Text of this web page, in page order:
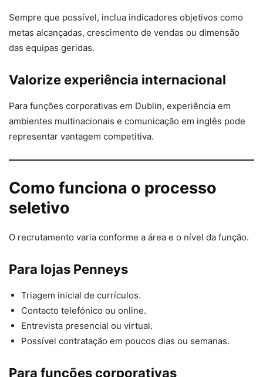
Sempre que possível, inclua indicadores objetivos como
metas alcançadas, crescimento de vendas ou dimensão
das equipas geridas.
Valorize experiência internacional
Para funções corporativas em Dublin, experiência em
ambientes multinacionais e comunicação em inglês pode
representar vantagem competitiva.
Como funciona o processo
seletivo
O recrutamento varia conforme a área e o nível da função.
Para lojas Penneys
Triagem inicial de currículos.
Contacto telefónico ou online.
Entrevista presencial ou virtual.
Possível contratação em poucos dias ou semanas.
Para funções corporativas